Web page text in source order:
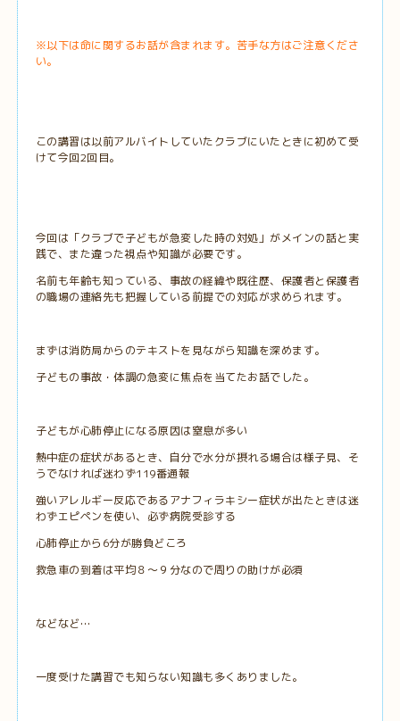
※以下は命に関するお話が含まれます。苦手な方はご注意くださ
い。
この講習は以前アルバイトしていたクラブにいたときに初めて受
けて今回2回目。
今回は「クラブで子どもが急変した時の対処」がメインの話と実
践で、また違った視点や知識が必要です。
名前も年齢も知っている、事故の経緯や既往歴、保護者と保護者
の職場の連絡先も把握している前提での対応が求められます。
まずは消防局からのテキストを見ながら知識を深めます。
子どもの事故・体調の急変に焦点を当てたお話でした。
子どもが心肺停止になる原因は窒息が多い
熱中症の症状があるとき、自分で水分が摂れる場合は様子見、そ
うでなければ迷わず119番通報
強いアレルギー反応であるアナフィラキシー症状が出たときは迷
わずエピペンを使い、必ず病院受診する
心肺停止から6分が勝負どころ
救急車の到着は平均８～９分なので周りの助けが必須
などなど…
一度受けた講習でも知らない知識も多くありました。